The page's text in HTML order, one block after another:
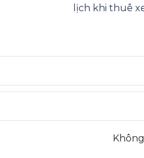
lịch khi thuê